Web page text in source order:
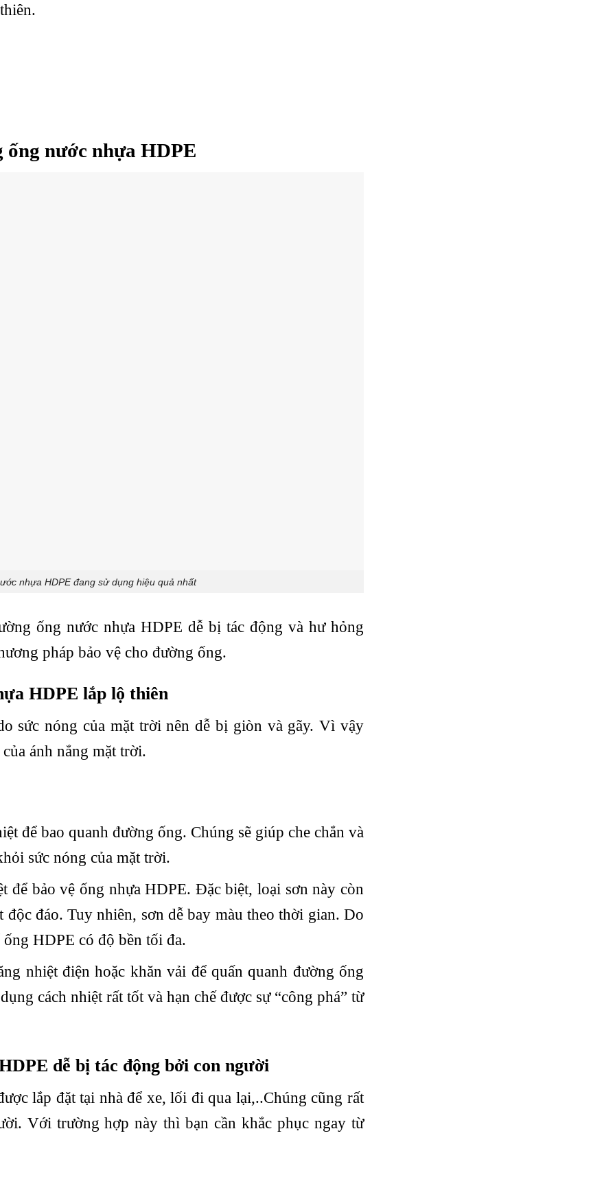
ống nước nhựa HDPE
nhựa HDPE đang sử dụng hiệu quả nhất
ống nước nhựa HDPE dễ bị tác động và hư hỏng
pháp bảo vệ cho đường ống.
HDPE lắp lộ thiên
sức nóng của mặt trời nên dễ bị giòn và gãy. Vì vậy
ánh nắng mặt trời.
để bao quanh đường ống. Chúng sẽ giúp che chắn và
sức nóng của mặt trời.
để bảo vệ ống nhựa HDPE. Đặc biệt, loại sơn này còn
đáo. Tuy nhiên, sơn dễ bay màu theo thời gian. Do
HDPE có độ bền tối đa.
nhiệt điện hoặc khăn vải để quấn quanh đường ống
cách nhiệt rất tốt và hạn chế được sự “công phá” từ
dễ bị tác động bởi con người
lắp đặt tại nhà để xe, lối đi qua lại,..Chúng cũng rất
Với trường hợp này thì bạn cần khắc phục ngay từ